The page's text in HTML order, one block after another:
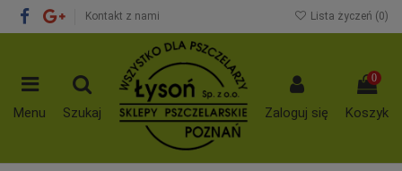
Kontakt z nami Lista życzeń (0)
Menu Szukaj Zaloguj się
0
Koszyk